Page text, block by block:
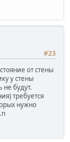
#23
от стены
у стены
не будут.
требуется
нужно